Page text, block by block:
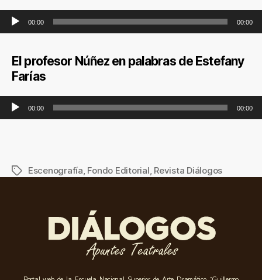
Reproductor de audio
00:00 00:00
El profesor Núñez en palabras de Estefany
Farías
Reproductor de audio
00:00 00:00
Escenografía, Fondo Editorial, Revista Diálogos